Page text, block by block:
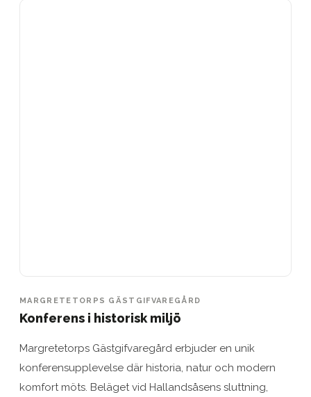
MARGRETETORPS GÄSTGIFVAREGÅRD
Konferens i historisk miljö
Margretetorps Gästgifvaregård erbjuder en unik
konferensupplevelse där historia, natur och modern
komfort möts. Beläget vid Hallandsåsens sluttning,